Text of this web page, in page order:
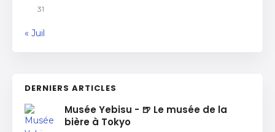
31
« Juil
DERNIERS ARTICLES
Musée Yebisu - 🍺 Le musée de la
bière à Tokyo